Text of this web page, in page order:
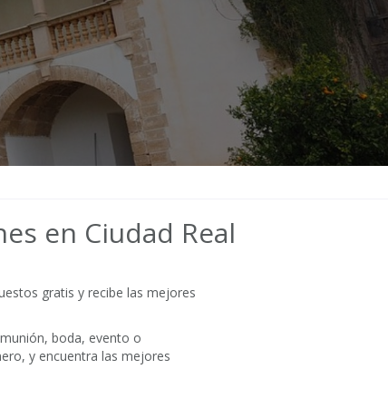
en Ciudad Real
gratis y recibe las mejores
boda, evento o
y encuentra las mejores